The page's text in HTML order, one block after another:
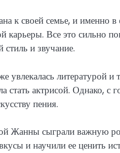
к своей семье, и именно
Все это сильно
и звучание.
увлекалась литературой и
актрисой. Однако, с
пения.
Жанны сыграли важную
и научили ее ценить